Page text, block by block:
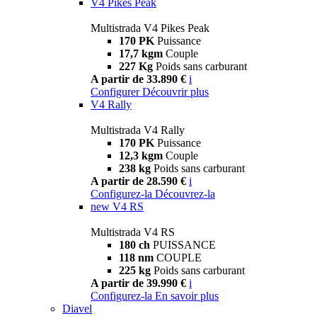
Multistrada V4 Pikes Peak
170 PK Puissance
17,7 kgm Couple
227 Kg Poids sans carburant
A partir de 33.890 € i
Configurer Découvrir plus
V4 Rally
Multistrada V4 Rally
170 PK Puissance
12,3 kgm Couple
238 kg Poids sans carburant
A partir de 28.590 € i
Configurez-la Découvrez-la
new V4 RS
Multistrada V4 RS
180 ch PUISSANCE
118 nm COUPLE
225 kg Poids sans carburant
A partir de 39.990 € i
Configurez-la En savoir plus
Diavel